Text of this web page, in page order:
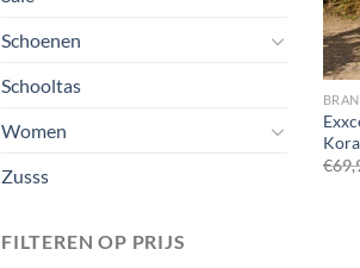
Schoenen
Schooltas
Women
Zusss
FILTEREN OP PRIJS
€